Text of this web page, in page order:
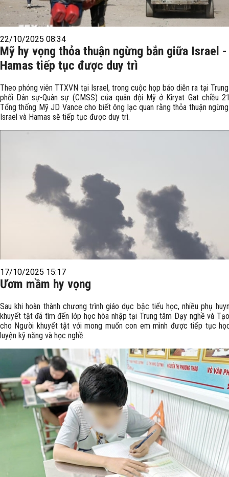
22/10/2025 08:34
Mỹ hy vọng thỏa thuận ngừng bắn giữa Israel -
Hamas tiếp tục được duy trì
Theo phóng viên TTXVN tại Israel, trong cuộc họp báo diễn ra tại
phối Dân sự-Quân sự (CMSS) của quân đội Mỹ ở Kiryat Gat chiều
Tổng thống Mỹ JD Vance cho biết ông lạc quan rằng thỏa thuận
Israel và Hamas sẽ tiếp tục được duy trì.
17/10/2025 15:17
Ươm mầm hy vọng
Sau khi hoàn thành chương trình giáo dục bậc tiểu học, nhiều phụ
khuyết tật đã tìm đến lớp học hòa nhập tại Trung tâm Dạy nghề và
cho Người khuyết tật với mong muốn con em mình được tiếp tục
luyện kỹ năng và học nghề.